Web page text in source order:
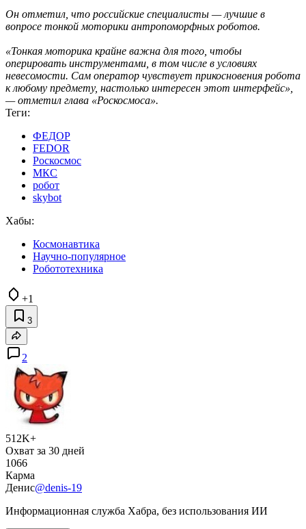
Он отметил, что российские специалисты — лучшие в
вопросе тонкой моторики антропоморфных роботов.
«Тонкая моторика крайне важна для того, чтобы
оперировать инструментами, в том числе в условиях
невесомости. Сам оператор чувствует прикосновения робота
к любому предмету, настолько интересен этот интерфейс»,
— отметил глава «Роскосмоса».
Теги:
ФЕДОР
FEDOR
Роскосмос
МКС
робот
skybot
Хабы:
Космонавтика
Научно-популярное
Робототехника
+1
3
2
512K+
Охват за 30 дней
1066
Карма
Денис@denis-19
Информационная служба Хабра, без использования ИИ